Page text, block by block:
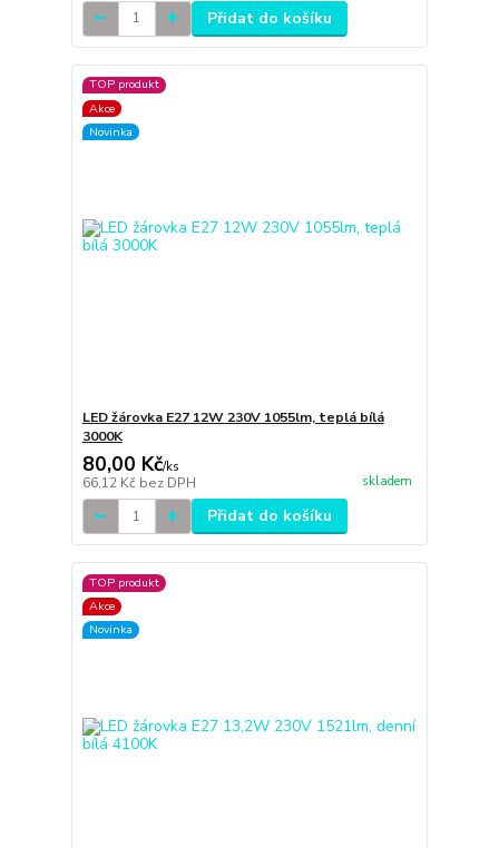
Přidat do košíku
TOP produkt
Akce
Novinka
LED žárovka E27 12W 230V 1055lm, teplá bílá
3000K
80,00 Kč/ks
66,12 Kč bez DPH skladem
Přidat do košíku
TOP produkt
Akce
Novinka